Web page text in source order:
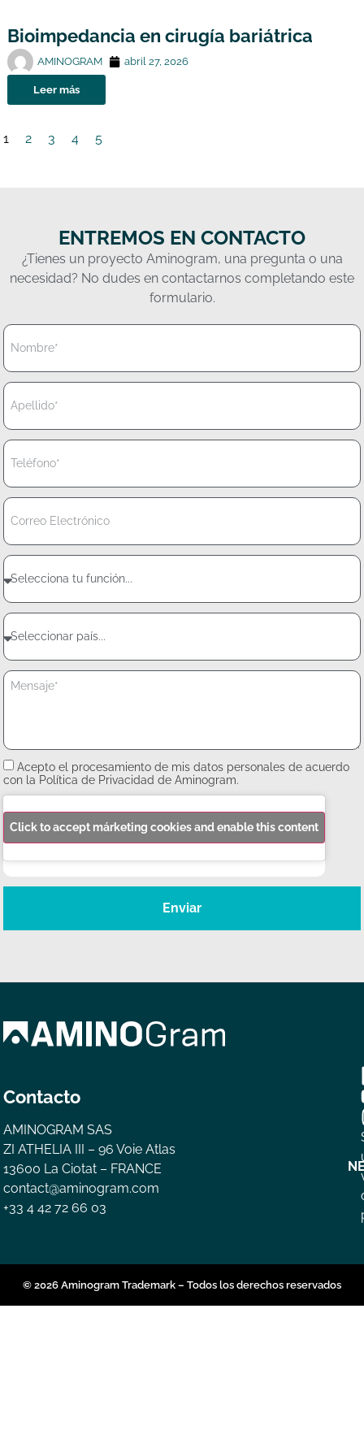
Bioimpedancia en cirugía bariátrica
AMINOGRAM abril 27, 2026
Leer más
1 2 3 4 5
ENTREMOS EN CONTACTO
¿Tienes un proyecto Aminogram, una pregunta o una
necesidad? No dudes en contactarnos completando este
formulario.
Acepto el procesamiento de mis datos personales de acuerdo
con la Política de Privacidad de Aminogram.
Click to accept márketing cookies and enable this content
Enviar
Contacto
AMINOGRAM SAS
ZI ATHELIA III – 96 Voie Atlas
13600 La Ciotat – FRANCE
contact@aminogram.com
+33 4 42 72 66 03
© 2026 Aminogram Trademark – Todos los derechos reservados